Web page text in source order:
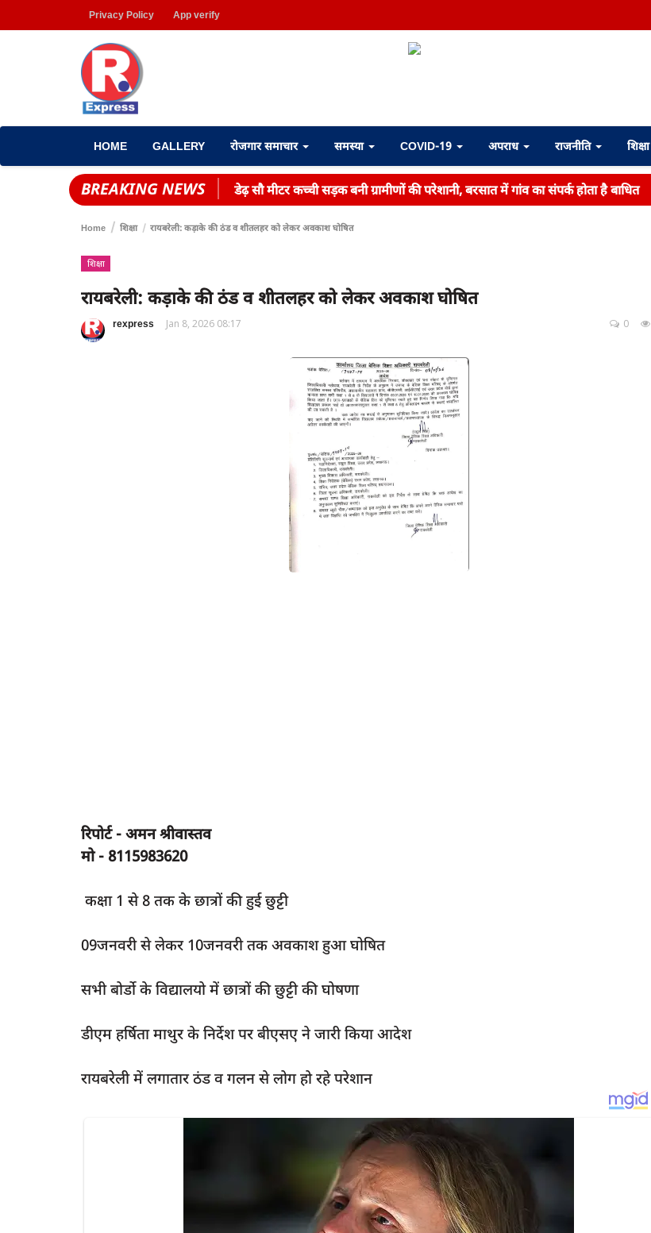
Privacy Policy App verify
HOME GALLERY रोजगार समाचार समस्या COVID-19 अपराध राजनीति शिक्षा
BREAKING NEWS डेढ़ सौ मीटर कच्ची सड़क बनी ग्रामीणों की परेशानी, बरसात में गांव का संपर्क होता है बाधित
Home शिक्षा रायबरेली: कड़ाके की ठंड व शीतलहर को लेकर अवकाश घोषित
शिक्षा
रायबरेली: कड़ाके की ठंड व शीतलहर को लेकर अवकाश घोषित
rexpress Jan 8, 2026 08:17 0
रिपोर्ट - अमन श्रीवास्तव
मो - 8115983620
कक्षा 1 से 8 तक के छात्रों की हुई छुट्टी
09जनवरी से लेकर 10जनवरी तक अवकाश हुआ घोषित
सभी बोर्डो के विद्यालयो में छात्रों की छुट्टी की घोषणा
डीएम हर्षिता माथुर के निर्देश पर बीएसए ने जारी किया आदेश
रायबरेली में लगातार ठंड व गलन से लोग हो रहे परेशान
latest